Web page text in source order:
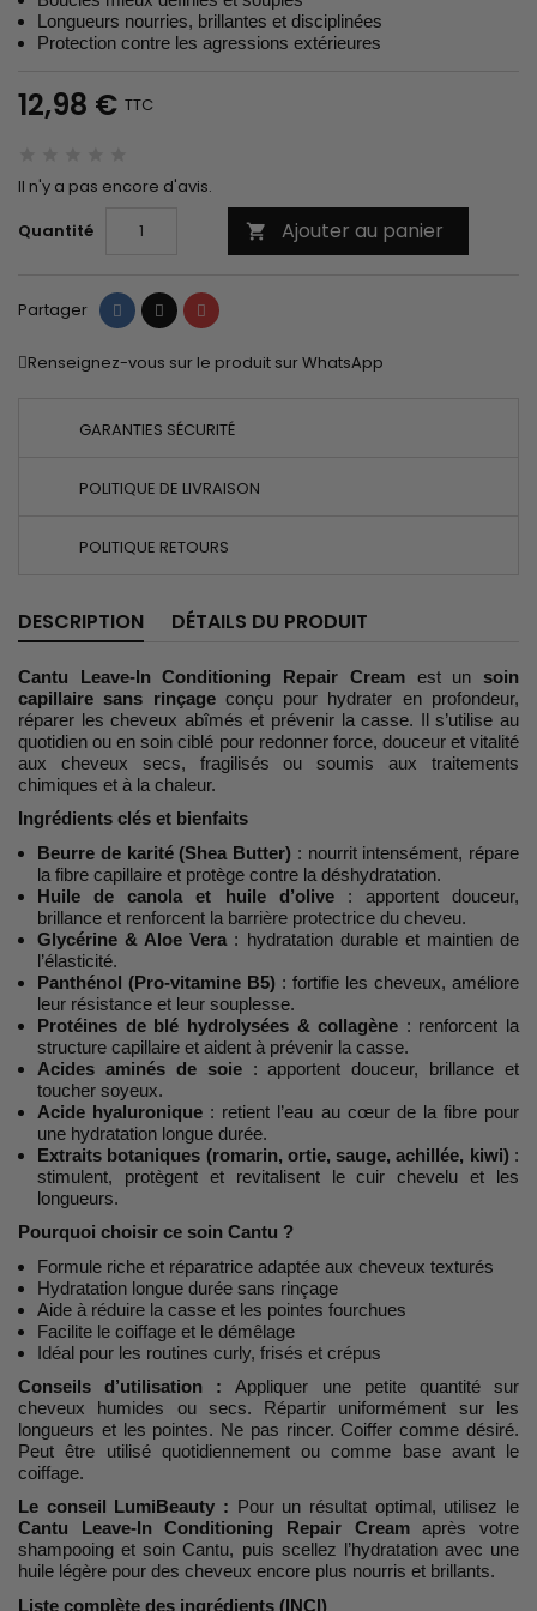
Longueurs nourries, brillantes et disciplinées
Protection contre les agressions extérieures
12,98 € TTC
Il n'y a pas encore d'avis.
Quantité
 Ajouter au panier
Partager PartagerTweet Pinterest
Renseignez-vous sur le produit sur WhatsApp
GARANTIES SÉCURITÉ
POLITIQUE DE LIVRAISON
POLITIQUE RETOURS
DESCRIPTION DÉTAILS DU PRODUIT
Cantu Leave-In Conditioning Repair Creamest un soin
capillaire sans rinçageconçu pour hydrater en profondeur,
réparer les cheveux abîmés et prévenir la casse. Il s’utilise au
quotidien ou en soin ciblé pour redonner force, douceur et vitalité
aux cheveux secs, fragilisés ou soumis aux traitements
chimiques et à la chaleur.
Ingrédients clés et bienfaits
Beurre de karité (Shea Butter) : nourrit intensément, répare
la fibre capillaire et protège contre la déshydratation.
Huile de canola et huile d’olive: apportent douceur,
brillance et renforcent la barrière protectrice du cheveu.
Glycérine & Aloe Vera : hydratation durable et maintien de
l’élasticité.
Panthénol (Pro-vitamine B5) : fortifie les cheveux, améliore
leur résistance et leur souplesse.
Protéines de blé hydrolysées & collagène : renforcent la
structure capillaire et aident à prévenir la casse.
Acides aminés de soie: apportent douceur, brillance et
toucher soyeux.
Acide hyaluronique : retient l’eau au cœur de la fibre pour
une hydratation longue durée.
Extraits botaniques (romarin, ortie, sauge, achillée, kiwi) :
stimulent, protègent et revitalisent le cuir chevelu et les
longueurs.
Pourquoi choisir ce soin Cantu ?
Formule riche et réparatrice adaptée aux cheveux texturés
Hydratation longue durée sans rinçage
Aide à réduire la casse et les pointes fourchues
Facilite le coiffage et le démêlage
Idéal pour les routines curly, frisés et crépus
Conseils d’utilisation :Appliquer une petite quantité sur
cheveux humides ou secs. Répartir uniformément sur les
longueurs et les pointes. Ne pas rincer. Coiffer comme désiré.
Peut être utilisé quotidiennement ou comme base avant le
coiffage.
Le conseil LumiBeauty : Pour un résultat optimal, utilisez le
Cantu Leave-In Conditioning Repair Creamaprès votre
shampooing et soin Cantu, puis scellez l’hydratation avec une
huile légère pour des cheveux encore plus nourris et brillants.
Liste complète des ingrédients (INCI)